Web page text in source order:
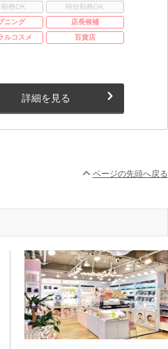
勤務OK
時短勤務OK
ニング
店長候補
ルコスメ 百貨店
詳細を見る
ページの先頭へ戻る